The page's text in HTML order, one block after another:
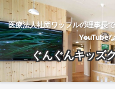
医療法人社団ワッフルの理事長
YouTube
ぐんぐんキッズ